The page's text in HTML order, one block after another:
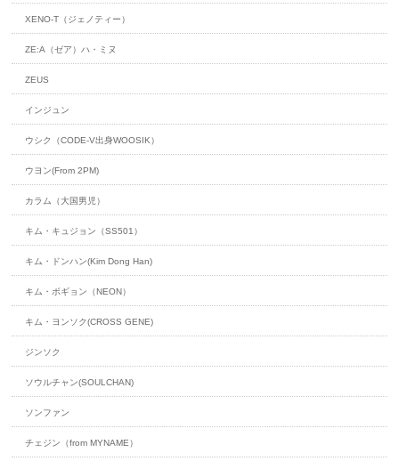
XENO-T（ジェノティー）
ZE:A（ゼア）ハ・ミヌ
ZEUS
インジュン
ウシク（CODE-V出身WOOSIK）
ウヨン(From 2PM)
カラム（大国男児）
キム・キュジョン（SS501）
キム・ドンハン(Kim Dong Han)
キム・ボギョン（NEON）
キム・ヨンソク(CROSS GENE)
ジンソク
ソウルチャン(SOULCHAN)
ソンファン
チェジン（from MYNAME）